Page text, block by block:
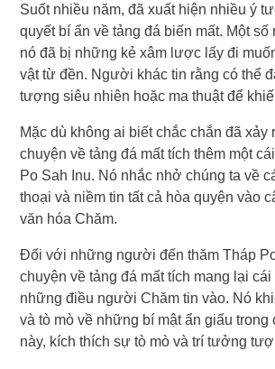
Suốt nhiều năm, đã xuất hiện nhiều ý
quyết bí ẩn về tảng đá biến mất. Một
nó đã bị những kẻ xâm lược lấy đi
vật từ đền. Người khác tin rằng có thể
tượng siêu nhiên hoặc ma thuật để
Mặc dù không ai biết chắc chắn đã xảy
chuyện về tảng đá mất tích thêm một
Po Sah Inu. Nó nhắc nhở chúng ta về
thoại và niềm tin tất cả hòa quyện vào
văn hóa Chăm.
Đối với những người đến thăm Tháp
chuyện về tảng đá mất tích mang lại
những điều người Chăm tin vào. Nó
và tò mò về những bí mật ẩn giấu trong
này, kích thích sự tò mò và trí tưởng